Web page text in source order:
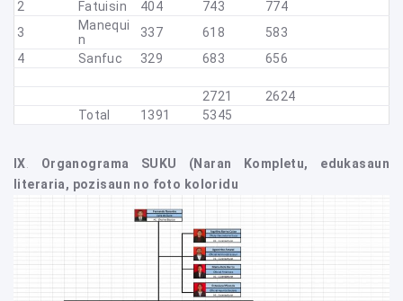
2
Fatuisin 404 743
774
3
Manequi
N
337 618
583
4
Sanfuc 329 683 656
2721
2624
Total
1391 5345
IX
Organograma SUKU (Naran Kompletu, edukasaun
literaria, pozisaun no foto koloridu